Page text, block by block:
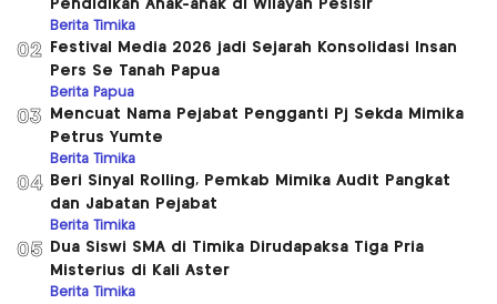
Pendidikan Anak-anak di Wilayah Pesisir
Berita Timika
02
Festival Media 2026 jadi Sejarah Konsolidasi Insan
Pers Se Tanah Papua
Berita Papua
03
Mencuat Nama Pejabat Pengganti Pj Sekda Mimika
Petrus Yumte
Berita Timika
04
Beri Sinyal Rolling, Pemkab Mimika Audit Pangkat
dan Jabatan Pejabat
Berita Timika
05
Dua Siswi SMA di Timika Dirudapaksa Tiga Pria
Misterius di Kali Aster
Berita Timika